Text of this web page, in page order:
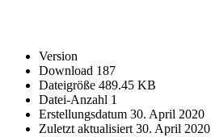
Version
Download 187
Dateigröße 489.45 KB
Datei-Anzahl 1
Erstellungsdatum 30. April 2020
Zuletzt aktualisiert30. April 2020